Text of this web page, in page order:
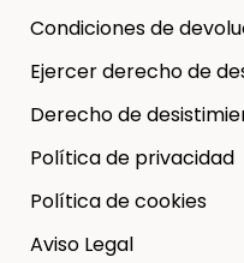
Condiciones de
Ejercer derecho de
Derecho de
Política de privacidad
Política de cookies
Aviso Legal